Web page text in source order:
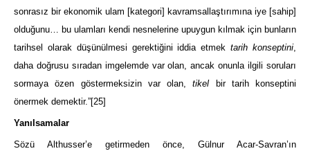
sonrasız bir ekonomik ulam [kategori] kavramsallaştırımına iye [sahip]
olduğunu… bu ulamları kendi nesnelerine upuygun kılmak için bunların
tarihsel olarak düşünülmesi gerektiğini iddia etmektarih konseptini
daha doğrusu sıradan imgelemde var olan, ancak onunla ilgili soruları
sormaya özen göstermeksizin var olan,
tikel bir tarih konseptini
önermek demektir.”[25]
Yanılsamalar
Sözü Althusser’e getirmeden önce, Gülnur Acar-Savran’ın